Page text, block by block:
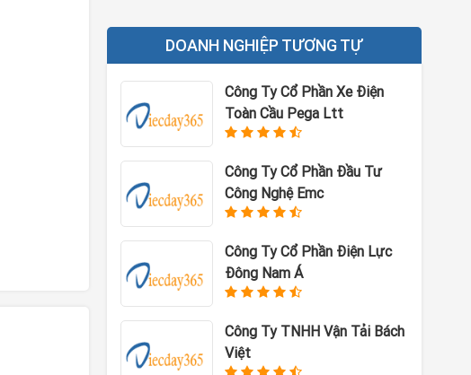
DOANH NGHIỆP TƯƠNG TỰ
Công Ty Cổ Phần Xe Điện
Toàn Cầu Pega Ltt
Công Ty Cổ Phần Đầu Tư
Công Nghệ Emc
Công Ty Cổ Phần Điện Lực
Đông Nam Á
Công Ty TNHH Vận Tải Bách
Việt